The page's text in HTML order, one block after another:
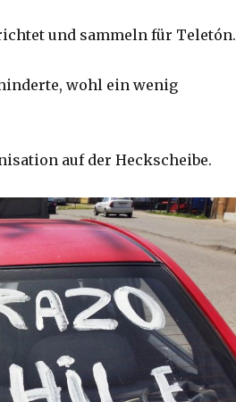
und sammeln für Teletón.
wohl ein wenig
auf der Heckscheibe.